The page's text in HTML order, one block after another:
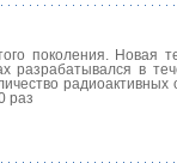
поколения. Новая
разрабатывался в
радиоактивных
раз